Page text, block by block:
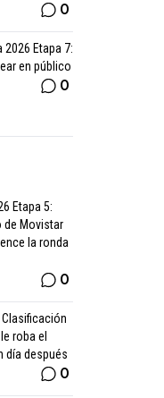
0
2026 Etapa 7:
en público
0
Etapa 5:
de Movistar
la ronda
0
Clasificación
roba el
día después
0